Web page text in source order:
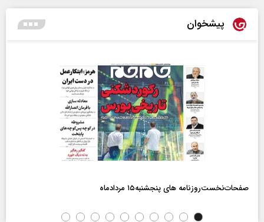
پیشخوان
صفحات‌نخست‌روزنامه ها‌ی پنجشنبه‌۱۵ مردادماه